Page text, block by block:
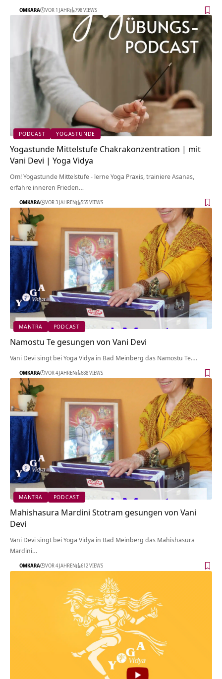
OMKARA VOR 1 JAHR 798 VIEWS
PODCAST YOGASTUNDE
Yogastunde Mittelstufe Chakrakonzentration | mit
Vani Devi | Yoga Vidya
Om! Yogastunde Mittelstufe - lerne Yoga Praxis, trainiere Asanas,
erfahre inneren Frieden…
OMKARA VOR 3 JAHREN 555 VIEWS
MANTRA PODCAST
Namostu Te gesungen von Vani Devi
Vani Devi singt bei Yoga Vidya in Bad Meinberg das Namostu Te.…
OMKARA VOR 4 JAHREN 688 VIEWS
MANTRA PODCAST
Mahishasura Mardini Stotram gesungen von Vani
Devi
Vani Devi singt bei Yoga Vidya in Bad Meinberg das Mahishasura
Mardini…
OMKARA VOR 4 JAHREN 612 VIEWS